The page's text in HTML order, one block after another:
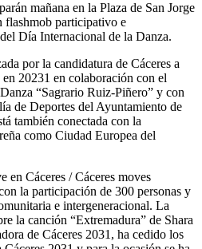
mañana en la Plaza de San Jorge
flashmob participativo e
Día Internacional de la Danza.
por la candidatura de Cáceres a
20231 en colaboración con el
“Sagrario Ruiz-Piñero” y con
de Deportes del Ayuntamiento de
también conectada con la
como Ciudad Europea del
en Cáceres / Cáceres moves
la participación de 300 personas y
e intergeneracional. La
la canción “Extremadura” de Shara
de Cáceres 2031, ha cedido los